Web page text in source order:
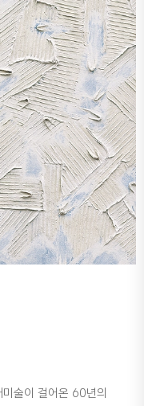
술이 걸어온 60년의